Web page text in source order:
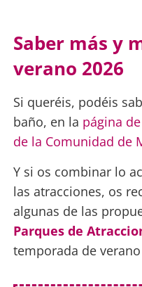
Saber más y
verano 2026
Si queréis, podéis
baño, en la página
de la Comunidad de
Y si os combinar lo
las atracciones, os
algunas de las
Parques de
temporada de verano